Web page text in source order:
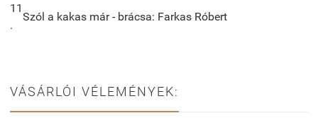
11
.
Szól a kakas már - brácsa: Farkas Róbert
VÁSÁRLÓI VÉLEMÉNYEK: